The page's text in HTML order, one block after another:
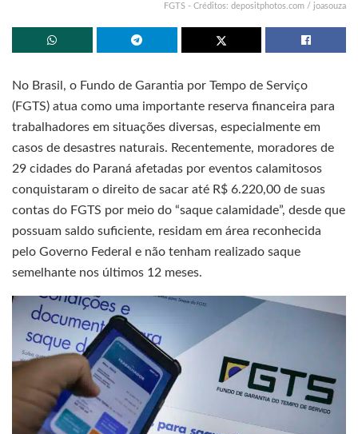
FGTS - Créditos: depositphotos.com / joasouza
No Brasil, o Fundo de Garantia por Tempo de Serviço
(FGTS) atua como uma importante reserva financeira para
trabalhadores em situações diversas, especialmente em
casos de desastres naturais. Recentemente, moradores de
29 cidades do Paraná afetadas por eventos calamitosos
conquistaram o direito de sacar até R$ 6.220,00 de suas
contas do FGTS por meio do “saque calamidade”, desde que
possuam saldo suficiente, residam em área reconhecida
pelo Governo Federal e não tenham realizado saque
semelhante nos últimos 12 meses.